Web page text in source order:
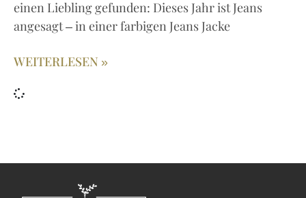
einen Liebling gefunden: Dieses Jahr ist Jeans
angesagt – in einer farbigen Jeans Jacke
WEITERLESEN »